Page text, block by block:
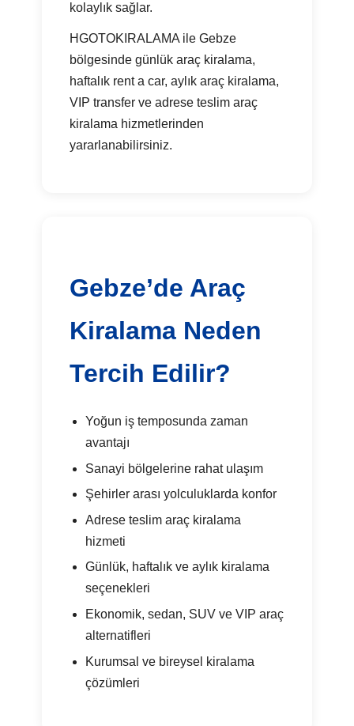
kolaylık sağlar.
HGOTOKIRALAMA ile Gebze
bölgesinde günlük araç kiralama,
haftalık rent a car, aylık araç kiralama,
VIP transfer ve adrese teslim araç
kiralama hizmetlerinden
yararlanabilirsiniz.
Gebze’de Araç
Kiralama Neden
Tercih Edilir?
Yoğun iş temposunda zaman
avantajı
Sanayi bölgelerine rahat ulaşım
Şehirler arası yolculuklarda konfor
Adrese teslim araç kiralama
hizmeti
Günlük, haftalık ve aylık kiralama
seçenekleri
Ekonomik, sedan, SUV ve VIP araç
alternatifleri
Kurumsal ve bireysel kiralama
çözümleri